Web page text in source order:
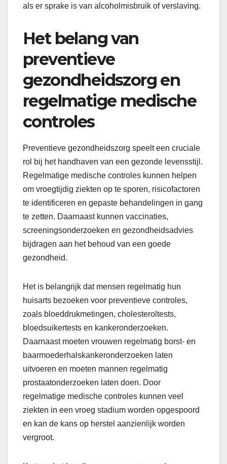
als er sprake is van alcoholmisbruik of verslaving.
Het belang van
preventieve
gezondheidszorg en
regelmatige medische
controles
Preventieve gezondheidszorg speelt een cruciale
rol bij het handhaven van een gezonde levensstijl.
Regelmatige medische controles kunnen helpen
om vroegtijdig ziekten op te sporen, risicofactoren
te identificeren en gepaste behandelingen in gang
te zetten. Daarnaast kunnen vaccinaties,
screeningsonderzoeken en gezondheidsadvies
bijdragen aan het behoud van een goede
gezondheid.
Het is belangrijk dat mensen regelmatig hun
huisarts bezoeken voor preventieve controles,
zoals bloeddrukmetingen, cholesteroltests,
bloedsuikertests en kankeronderzoeken.
Daarnaast moeten vrouwen regelmatig borst- en
baarmoederhalskankeronderzoeken laten
uitvoeren en moeten mannen regelmatig
prostaatonderzoeken laten doen. Door
regelmatige medische controles kunnen veel
ziekten in een vroeg stadium worden opgespoord
en kan de kans op herstel aanzienlijk worden
vergroot.